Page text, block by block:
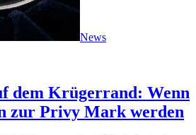
News
dem Krügerrand: Wenn
zur Privy Mark werden